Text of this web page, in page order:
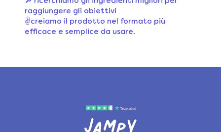
raggiungere gli obiettivi
✌️creiamo il prodotto nel formato più
efficace e semplice da usare.